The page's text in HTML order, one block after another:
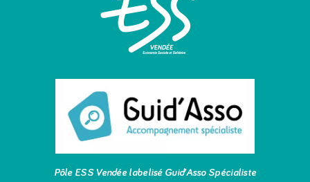
Pôle ESS Vendée labelisé Guid’Asso Spécialiste